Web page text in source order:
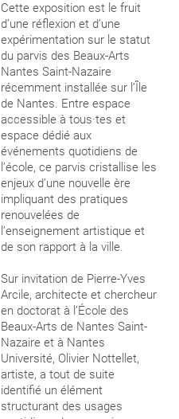
Cette exposition est le fruit
d’une réflexion et d’une
expérimentation sur le statut
du parvis des Beaux-Arts
Nantes Saint-Nazaire
récemment installée sur l’Île
de Nantes. Entre espace
accessible à tous·tes et
espace dédié aux
événements quotidiens de
l’école, ce parvis cristallise les
enjeux d’une nouvelle ère
impliquant des pratiques
renouvelées de
l’enseignement artistique et
de son rapport à la ville.
Sur invitation de Pierre-Yves
Arcile, architecte et chercheur
en doctorat à l’École des
Beaux-Arts de Nantes Saint-
Nazaire et à Nantes
Université, Olivier Nottellet,
artiste, a tout de suite
identifié un élément
structurant des usages